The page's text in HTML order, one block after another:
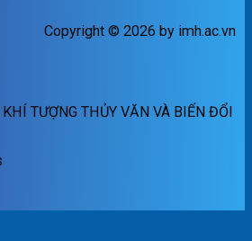
Copyright © 2026 by imh.ac.vn
TƯỢNG THỦY VĂN VÀ BIẾN ĐỔI